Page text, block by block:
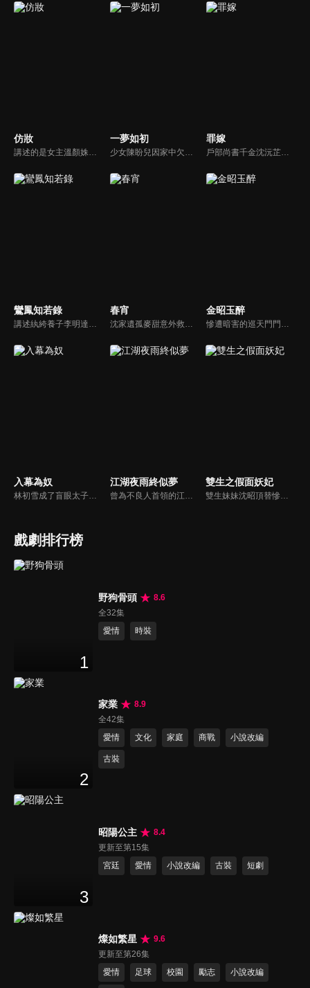
仿妝
講述的是女主溫顏姝和男主慕寒陰差陽錯之下用不同的身份從相識相知到真誠相愛，從保護自己的小家到共同守護天下的故事，展現了他們對於美好愛情的無限嚮往和不懈追求，對於彼此人生創傷的互相寬慰與治癒，對於自身責任和使命的勇敢擔當。
一夢如初
少女陳盼兒因家中欠稅，被縣令送入青樓抵債，關鍵時刻她幸運逃脫，改名「寶銀」隱姓埋名。後來，她與溫家大郎君溫肅重逢，當時溫肅已是長公主府的面首。兩人在共同抵抗權貴壓迫，逐漸建立起深厚的情感聯繫。
罪嫁
戶部尚書千金沈沅芷為救青梅顧恒遠甘願頂罪，卻捲入侯府仇怨，嫁給仇人樊星序。情郎背叛、小叔設局、皇族陷害，她步步為營，暗中翻盤，終揭真兇，解開誤會。真假賀薇蘭現身，掀起最後風暴。
鸞鳳知若錄
講述紈絝養子李明達在身世揭秘後覺醒，以家傳米粉逆襲商界，周旋於家族暗鬥與寶藏爭奪，最終以豁達之心實現事業愛情雙贏，而貪婪者皆自食惡果的傳奇故事。
春宵
沈家遺孤麥甜意外救下重傷失憶的太子瑾川，為逃避皇命，她借機與之假結婚。不料一場契約婚書卻生出先婚後愛的真情羈絆。最終二人攜手揭開了科舉舞弊的滔天黑幕，並為沈家平反雪冤。
金昭玉醉
慘遭暗害的巡天門門主蕭錦玉，意外重生於軟弱眼盲的楚王妃陸昭之身，憑藉自身智勇，攜手名義上的「弟弟」蕭仞，向楚王以及勾搭楚王的堂妹等一眾家人，替陸昭與自己發起復仇…
入幕為奴
林初雪成了盲眼太子的藥奴，太子墨凌淵用瘋魔佔有慾囚她“阿初，你是孤的眼，別想逃！”她拼到假死脫身，讓他以為自己餵了狼。可她不知道，他早看穿一切，甘心吞下她遞的毒藥，只在她走後望著背影低語“這場血雨腥風，孤替你扛。”
江湖夜雨終似夢
曾為不良人首領的江湖，因未能護送關鍵證人韓陽，致使忠將胡將軍蒙冤，不良人兄弟亦因此受害。多年後，他受盧家賞識、以武藝報恩，卻最終選擇獨自漂泊，只求遠離紛爭、過上平凡生活。然而一場與麟鬼閣惡徒的衝突，再度將他捲入風波...
雙生之假面妖妃
雙生妹妹沈昭頂替慘死的姐姐沈雪，化身假面妖妃，聯合忠僕兒與太醫，用連環計揭露貴妃莊容與婉嬪趙清婉的滔天罪行，最終手刃仇敵，並與多疑皇帝暗生情愫，揭開雙生姐妹身世之謎，成為大齊最尊貴的寵妃。
戲劇排行榜
1
野狗骨頭
8.6
全32集
愛情
時裝
2
家業
8.9
全42集
愛情
文化 家庭 商戰 小說改編
古裝
3
昭陽公主
8.4
更新至第15集
宮廷
愛情 小說改編 古裝 短劇
燦如繁星
9.6
更新至第26集
愛情
足球 校園 勵志 小說改編